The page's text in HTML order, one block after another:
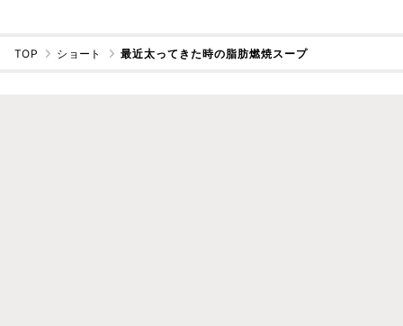
TOP ショート 最近太ってきた時の脂肪燃焼スープ